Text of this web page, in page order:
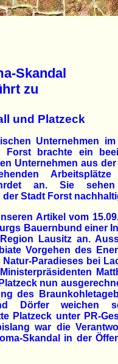
Skandal
zu
und Platzeck
Unternehmen
Forst brachte ein
Unternehmen aus
an. Sie
Stadt Forst
Artikel vom
Bauernbund einer
Lausitz an.
Vorgehen des
Paradieses bei
nun
des
Dörfer weichen
Platzeck unter PR-
war die
Skandal in der